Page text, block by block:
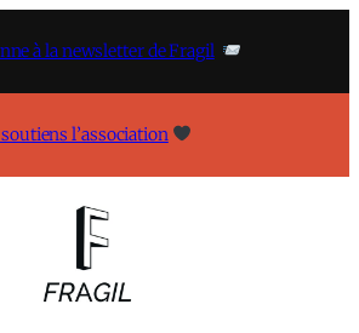
à la newsletter de Fragil
soutiens l’association